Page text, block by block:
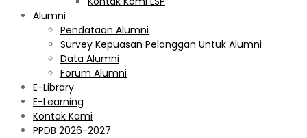
Alumni
Pendataan Alumni
Survey Kepuasan Pelanggan Untuk Alumni
Data Alumni
Forum Alumni
E-Library
E-Learning
Kontak Kami
PPDB 2026-2027